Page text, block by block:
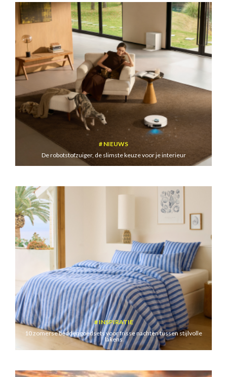
NIEUWS
De robotstofzuiger, de slimste keuze voor je interieur
INSPIRATIE
10 zomerse beddengoedsets voor frisse nachten tussen stijlvolle
lakens